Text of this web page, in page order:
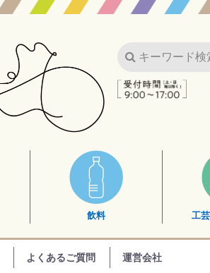
飲料 工
よくあるご質問 運営会社